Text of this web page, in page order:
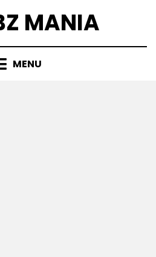
MANIA
MENU